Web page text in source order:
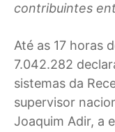
contribuintes
Até as 17 horas
7.042.282
sistemas da
supervisor
Joaquim Adir, a